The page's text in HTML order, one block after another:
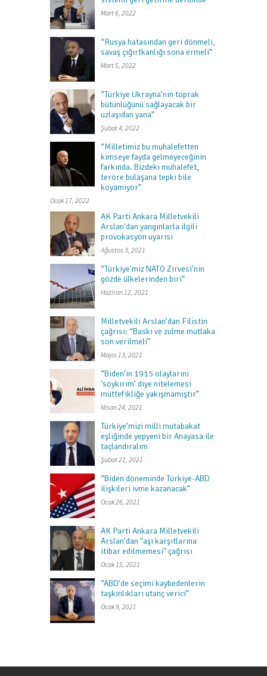
Mart 6, 2022
“Rusya hatasından geri dönmeli,
savaş çığırtkanlığı sona ermeli”
Mart 5, 2022
“Türkiye Ukrayna’nın toprak
bütünlüğünü sağlayacak bir
uzlaşıdan yana”
Şubat 4, 2022
“Milletimiz bu muhalefetten
kimseye fayda gelmeyeceğinin
farkında. Bizdeki muhalefet,
teröre bulaşana tepki bile
koyamıyor”
Ocak 17, 2022
AK Parti Ankara Milletvekili
Arslan'dan yangınlarla ilgili
provokasyon uyarısı
Ağustos 3, 2021
“Türkiye’miz NATO Zirvesi’nin
gözde ülkelerinden biri”
Haziran 12, 2021
Milletvekili Arslan’dan Filistin
çağrısı: “Baskı ve zulme mutlaka
son verilmeli”
Mayıs 13, 2021
“Biden’in 1915 olaylarını
‘soykırım’ diye nitelemesi
müttefikliğe yakışmamıştır”
Nisan 24, 2021
Türkiye’mizi milli mutabakat
eşliğinde yepyeni bir Anayasa ile
taçlandıralım
Şubat 21, 2021
“Biden döneminde Türkiye-ABD
ilişkileri ivme kazanacak”
Ocak 26, 2021
AK Parti Ankara Milletvekili
Arslan'dan "aşı karşıtlarına
itibar edilmemesi" çağrısı
Ocak 15, 2021
“ABD’de seçimi kaybedenlerin
taşkınlıkları utanç verici”
Ocak 9, 2021